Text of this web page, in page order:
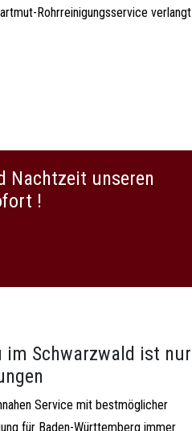
Rohrreinigungsservice verlangt
Nachtzeit unseren
!
im Schwarzwald ist nur
Service mit bestmöglicher
für Baden-Württemberg immer